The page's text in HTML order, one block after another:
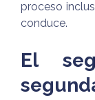
proceso
conduce.
El